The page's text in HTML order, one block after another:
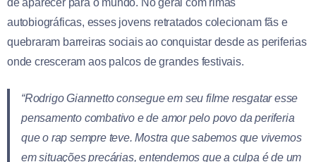
de aparecer para o mundo. No geral com rimas
autobiográficas, esses jovens retratados colecionam fãs e
quebraram barreiras sociais ao conquistar desde as periferias
onde cresceram aos palcos de grandes festivais.
“Rodrigo Giannetto consegue em seu filme resgatar esse
pensamento combativo e de amor pelo povo da periferia
que o rap sempre teve. Mostra que sabemos que vivemos
em situações precárias, entendemos que a culpa é de um